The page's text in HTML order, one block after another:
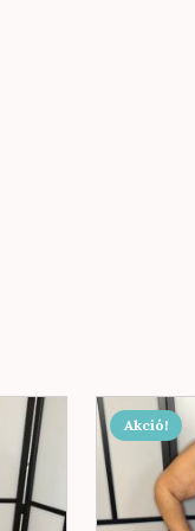
Akció!